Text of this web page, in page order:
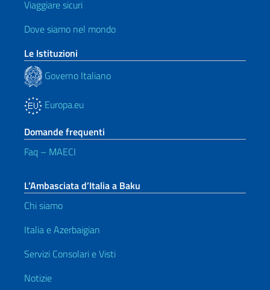
Viaggiare sicuri
Dove siamo nel mondo
Le Istituzioni
Governo Italiano
Europa.eu
Domande frequenti
Faq – MAECI
L’Ambasciata d’Italia a Baku
Chi siamo
Italia e Azerbaigian
Servizi Consolari e Visti
Notizie